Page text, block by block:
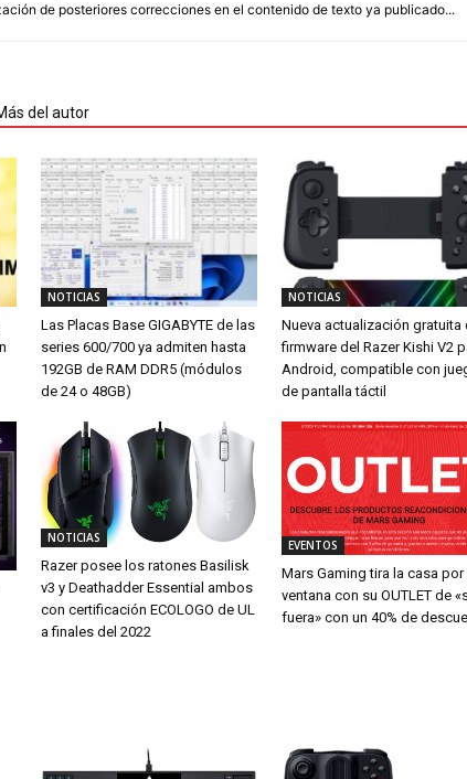
de posteriores correcciones en el contenido de texto ya publicado...
del autor
NOTICIAS
Las Placas Base GIGABYTE de las
series 600/700 ya admiten hasta
192GB de RAM DDR5 (módulos
de 24 o 48GB)
NOTICIAS
Nueva actualización gratuita
firmware del Razer Kishi V2
Android, compatible con
de pantalla táctil
NOTICIAS
Razer posee los ratones Basilisk
v3 y Deathadder Essential ambos
con certificación ECOLOGO de UL
a finales del 2022
EVENTOS
Mars Gaming tira la casa por
ventana con su OUTLET de
fuera» con un 40% de